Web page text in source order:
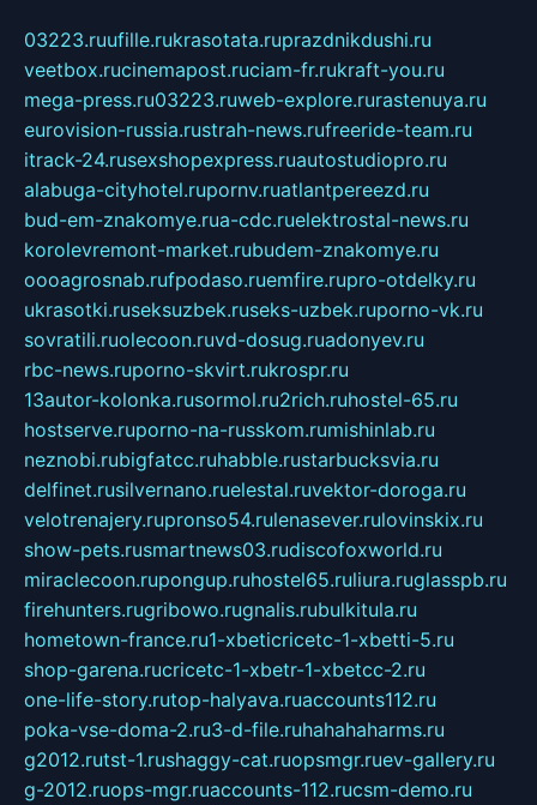
03223.ruufille.rukrasotata.ruprazdnikdushi.ru
veetbox.rucinemapost.ruciam-fr.rukraft-you.ru
mega-press.ru03223.ruweb-explore.rurastenuya.ru
eurovision-russia.rustrah-news.rufreeride-team.ru
itrack-24.rusexshopexpress.ruautostudiopro.ru
alabuga-cityhotel.rupornv.ruatlantpereezd.ru
bud-em-znakomye.rua-cdc.ruelektrostal-news.ru
korolevremont-market.rubudem-znakomye.ru
oooagrosnab.rufpodaso.ruemfire.rupro-otdelky.ru
ukrasotki.ruseksuzbek.ruseks-uzbek.ruporno-vk.ru
sovratili.ruolecoon.ruvd-dosug.ruadonyev.ru
rbc-news.ruporno-skvirt.rukrospr.ru
13autor-kolonka.rusormol.ru2rich.ruhostel-65.ru
hostserve.ruporno-na-russkom.rumishinlab.ru
neznobi.rubigfatcc.ruhabble.rustarbucksvia.ru
delfinet.rusilvernano.ruelestal.ruvektor-doroga.ru
velotrenajery.rupronso54.rulenasever.rulovinskix.ru
show-pets.rusmartnews03.rudiscofoxworld.ru
miraclecoon.rupongup.ruhostel65.ruliura.ruglasspb.ru
firehunters.rugribowo.rugnalis.rubulkitula.ru
hometown-france.ru1-xbeticricetc-1-xbetti-5.ru
shop-garena.rucricetc-1-xbetr-1-xbetcc-2.ru
one-life-story.rutop-halyava.ruaccounts112.ru
poka-vse-doma-2.ru3-d-file.ruhahahaharms.ru
g2012.rutst-1.rushaggy-cat.ruopsmgr.ruev-gallery.ru
g-2012.ruops-mgr.ruaccounts-112.rucsm-demo.ru